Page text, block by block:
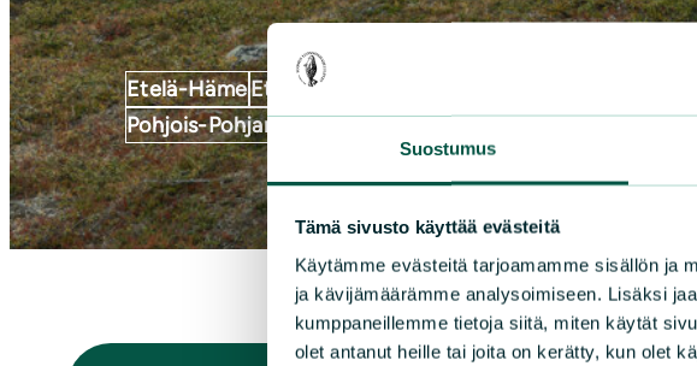
Suostumus
Tämä sivusto käyttää evästeitä
Käytämme evästeitä tarjoamamme sisällön ja
ja kävijämäärämme analysoimiseen. Lisäksi
kumppaneillemme tietoja siitä, miten käytät
olet antanut heille tai joita on kerätty, kun olet
Etelä-HämeEtelä-Karjala
Pohjois-PohjanmaaPohjois-SavoSatakuntaUusimaa